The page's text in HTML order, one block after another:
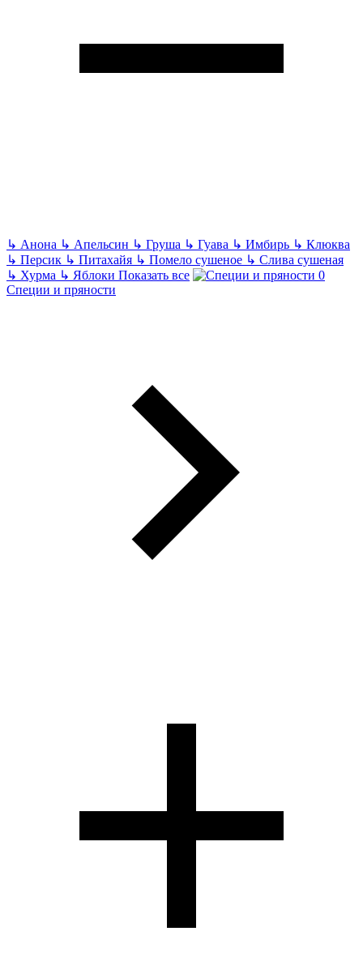
↳ Анона ↳ Апельсин ↳ Груша ↳ Гуава ↳ Имбирь ↳ Клюква
↳ Персик ↳ Питахайя ↳ Помело сушеное ↳ Слива сушеная
↳ Хурма ↳ Яблоки Показать все
Специи и пряности